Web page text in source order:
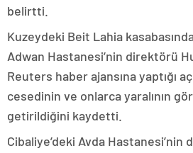
belirtti.
Kuzeydeki Beit Lahia
Adwan Hastanesi’nin direktörü
Reuters haber ajansına yaptığı
cesedinin ve onlarca yaralının
getirildiğini kaydetti.
Cibaliye’deki Avda Hastanesi’nin